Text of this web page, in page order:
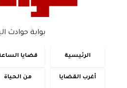
بوابة حوادث
الرئيسية قضايا
أغرب القضايا من الحياة